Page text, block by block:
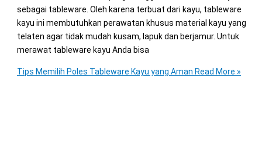
sebagai tableware. Oleh karena terbuat dari kayu, tableware
kayu ini membutuhkan perawatan khusus material kayu yang
telaten agar tidak mudah kusam, lapuk dan berjamur. Untuk
merawat tableware kayu Anda bisa
Tips Memilih Poles Tableware Kayu yang Aman Read More »